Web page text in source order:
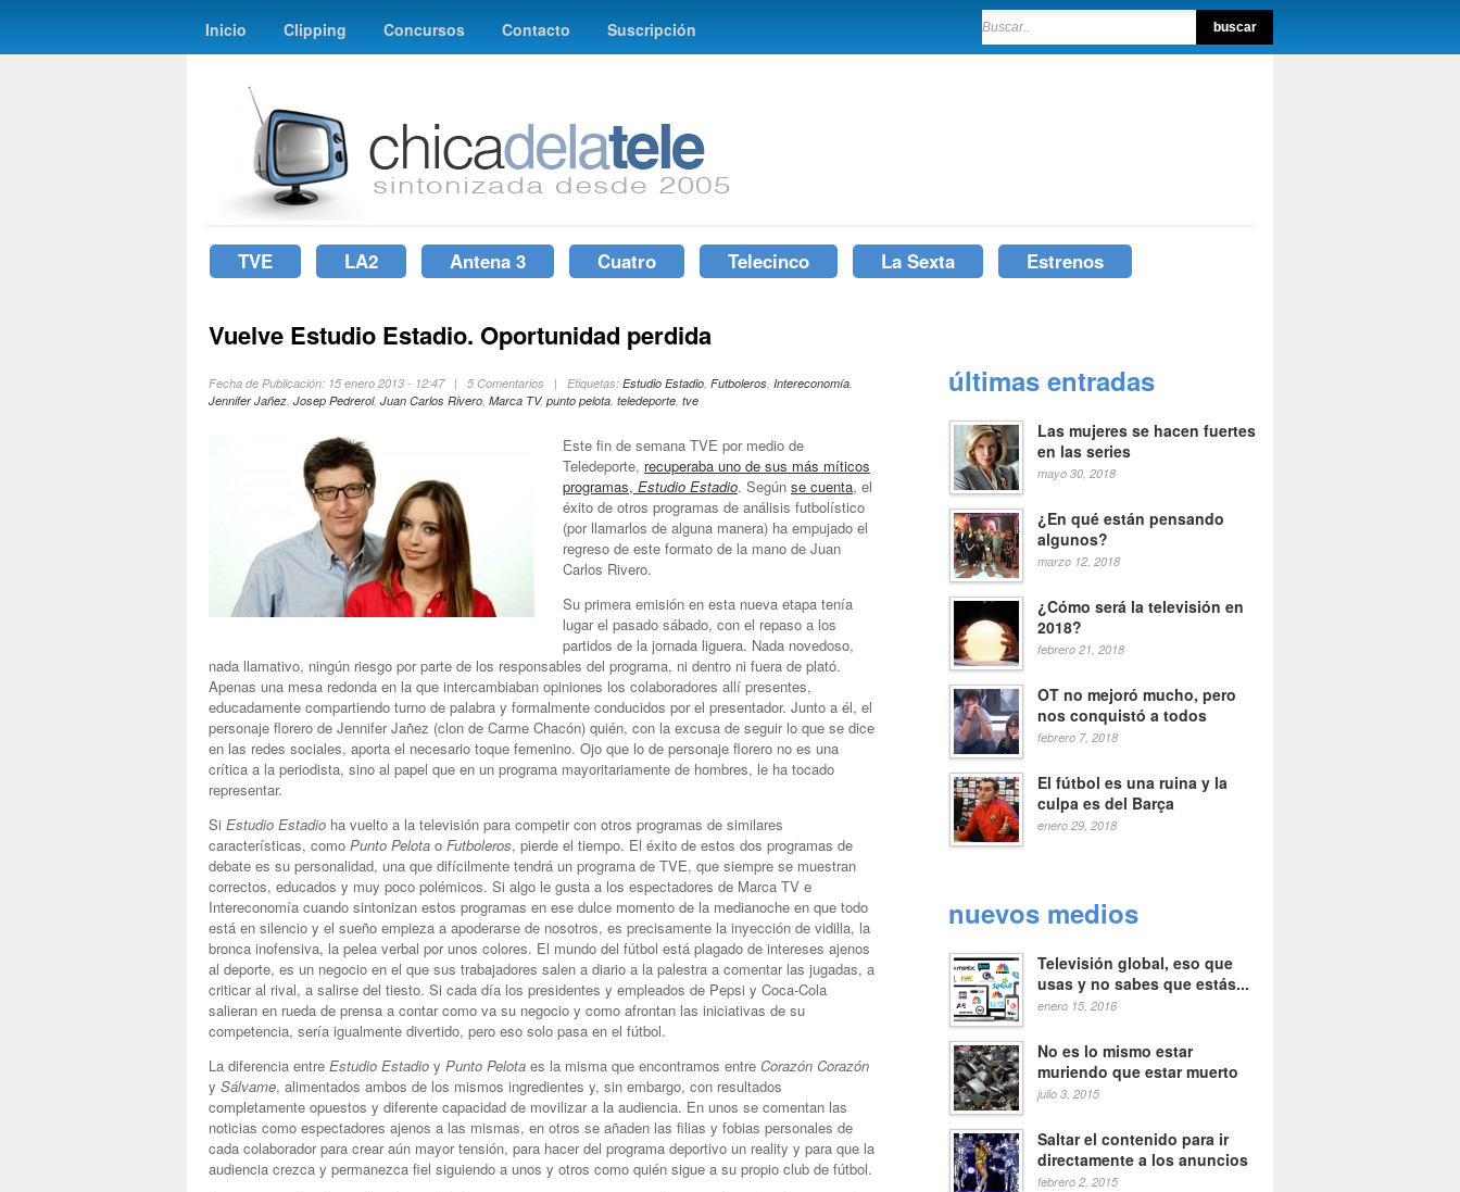
Inicio Clipping Concursos Contacto Suscripción
TVE LA2 Antena 3 Cuatro Telecinco La Sexta Estrenos
Vuelve Estudio Estadio. Oportunidad perdida
Fecha de Publicación: 15 enero 2013 - 12:47 | 5 Comentarios | Etiquetas: Estudio Estadio, Futboleros, Intereconomía,
Jennifer Jañez, Josep Pedrerol, Juan Carlos Rivero, Marca TV, punto pelota, teledeporte, tve
Este fin de semana TVE por medio de
Teledeporte, recuperaba uno de sus más míticos
programas, Estudio Estadio. Según se cuenta, el
éxito de otros programas de análisis futbolístico
(por llamarlos de alguna manera) ha empujado el
regreso de este formato de la mano de Juan
Carlos Rivero.
Su primera emisión en esta nueva etapa tenía
lugar el pasado sábado, con el repaso a los
partidos de la jornada liguera. Nada novedoso,
nada llamativo, ningún riesgo por parte de los responsables del programa, ni dentro ni fuera de plató.
Apenas una mesa redonda en la que intercambiaban opiniones los colaboradores allí presentes,
educadamente compartiendo turno de palabra y formalmente conducidos por el presentador. Junto a él, el
personaje florero de Jennifer Jañez (clon de Carme Chacón) quién, con la excusa de seguir lo que se dice
en las redes sociales, aporta el necesario toque femenino. Ojo que lo de personaje florero no es una
crítica a la periodista, sino al papel que en un programa mayoritariamente de hombres, le ha tocado
representar.
Si Estudio Estadio ha vuelto a la televisión para competir con otros programas de similares
características, como Punto Pelota o Futboleros, pierde el tiempo. El éxito de estos dos programas de
debate es su personalidad, una que difícilmente tendrá un programa de TVE, que siempre se muestran
correctos, educados y muy poco polémicos. Si algo le gusta a los espectadores de Marca TV e
Intereconomía cuando sintonizan estos programas en ese dulce momento de la medianoche en que todo
está en silencio y el sueño empieza a apoderarse de nosotros, es precisamente la inyección de vidilla, la
bronca inofensiva, la pelea verbal por unos colores. El mundo del fútbol está plagado de intereses ajenos
al deporte, es un negocio en el que sus trabajadores salen a diario a la palestra a comentar las jugadas, a
criticar al rival, a salirse del tiesto. Si cada día los presidentes y empleados de Pepsi y Coca-Cola
salieran en rueda de prensa a contar como va su negocio y como afrontan las iniciativas de su
competencia, sería igualmente divertido, pero eso solo pasa en el fútbol.
La diferencia entre Estudio Estadio y Punto Pelota es la misma que encontramos entre Corazón Corazón
y Sálvame, alimentados ambos de los mismos ingredientes y, sin embargo, con resultados
completamente opuestos y diferente capacidad de movilizar a la audiencia. En unos se comentan las
noticias como espectadores ajenos a las mismas, en otros se añaden las filias y fobias personales de
cada colaborador para crear aún mayor tensión, para hacer del programa deportivo un reality y para que la
audiencia crezca y permanezca fiel siguiendo a unos y otros como quién sigue a su propio club de fútbol.
últimas entradas
Las mujeres se hacen fuertes
en las series
mayo 30, 2018
¿En qué están pensando
algunos?
marzo 12, 2018
¿Cómo será la televisión en
2018?
febrero 21, 2018
OT no mejoró mucho, pero
nos conquistó a todos
febrero 7, 2018
El fútbol es una ruina y la
culpa es del Barça
enero 29, 2018
nuevos medios
Televisión global, eso que
usas y no sabes que estás...
enero 15, 2016
No es lo mismo estar
muriendo que estar muerto
julio 3, 2015
Saltar el contenido para ir
directamente a los anuncios
febrero 2, 2015